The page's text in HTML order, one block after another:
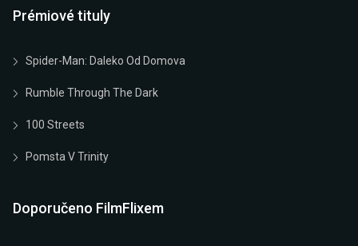
Prémiové tituly
Spider-Man: Daleko Od Domova
Rumble Through The Dark
100 Streets
Pomsta V Trinity
Doporučeno FilmFlixem